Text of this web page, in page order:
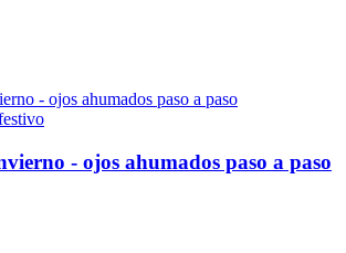
- ojos ahumados paso a paso